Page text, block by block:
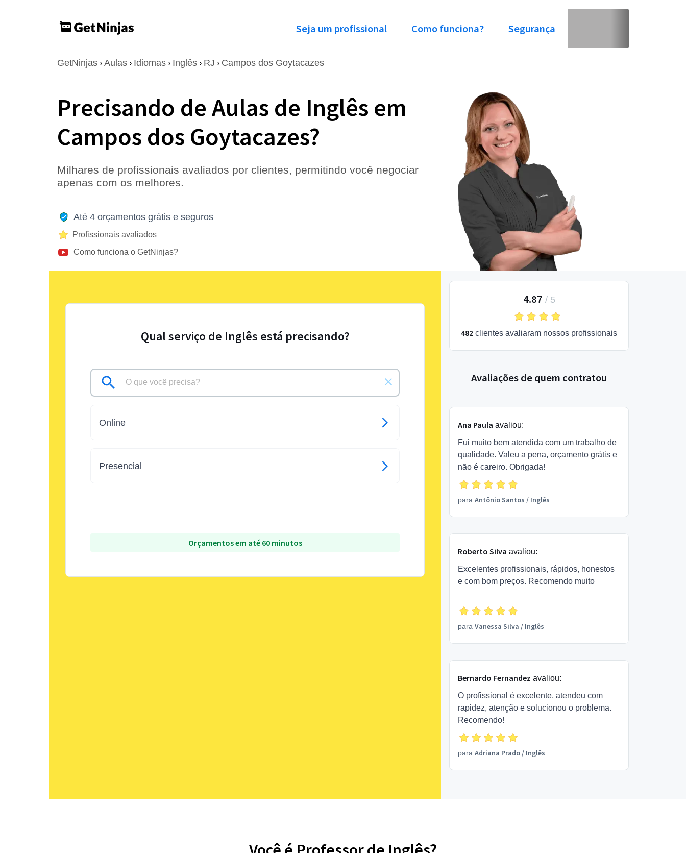
Seja um profissional Como funciona? Segurança
GetNinjas › Aulas › Idiomas › Inglês › RJ › Campos dos Goytacazes
Precisando de Aulas de Inglês em
Campos dos Goytacazes?
Milhares de profissionais avaliados por clientes, permitindo você negociar
apenas com os melhores.
Até 4 orçamentos grátis e seguros
Profissionais avaliados
Como funciona o GetNinjas?
Qual serviço de Inglês está precisando?
Online
Presencial
Orçamentos em até 60 minutos
4.87 / 5
482 clientes avaliaram nossos profissionais
Avaliações de quem contratou
Ana Paula avaliou:
Fui muito bem atendida com um trabalho de
qualidade. Valeu a pena, orçamento grátis e
não é careiro. Obrigada!
para Antônio Santos / Inglês
Roberto Silva avaliou:
Excelentes profissionais, rápidos, honestos
e com bom preços. Recomendo muito
para Vanessa Silva / Inglês
Bernardo Fernandez avaliou:
O profissional é excelente, atendeu com
rapidez, atenção e solucionou o problema.
Recomendo!
para Adriana Prado/ Inglês